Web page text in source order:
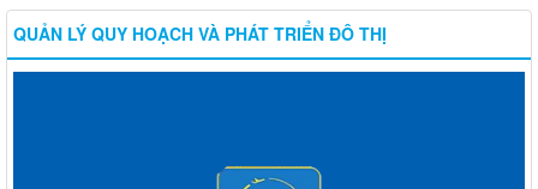
QUẢN LÝ QUY HOẠCH VÀ PHÁT TRIỂN ĐÔ THỊ